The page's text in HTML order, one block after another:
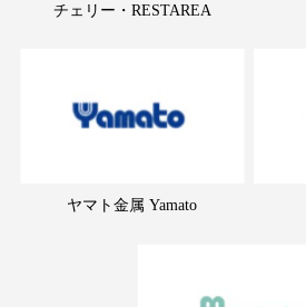
チェリー・RESTAREA
ヤマト金属 Yamato